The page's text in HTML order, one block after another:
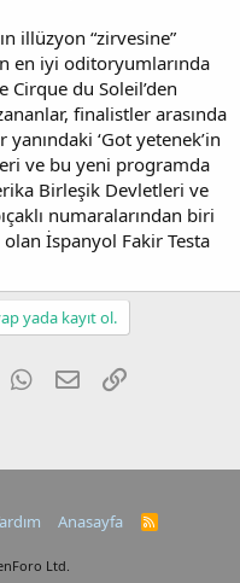
illüzyon “zirvesine”
en iyi oditoryumlarında
Cirque du Soleil’den
finalistler arasında
‘Got yetenek’in
ve bu yeni programda
Birleşik Devletleri ve
numaralarından biri
İspanyol Fakir Testa
yada kayıt ol.
TumblrWhatsApp
E-postaLink
Anasayfa
R
Ltd.